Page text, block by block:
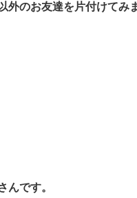
外のお友達を片付けてみ
んです。